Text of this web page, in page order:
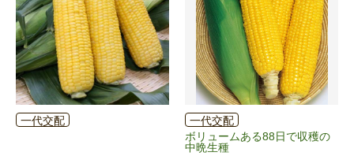
一代交配
一代交配
ボリュームある88日で収穫の
中晩生種